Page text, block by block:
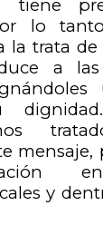
tiene
lo
la trata de
a las
mensaje,
y